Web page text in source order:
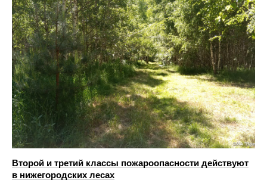
Второй и третий классы пожароопасности действуют
в нижегородских лесах